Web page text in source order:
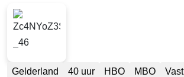
Gelderland 40 uur HBO MBO
Vast